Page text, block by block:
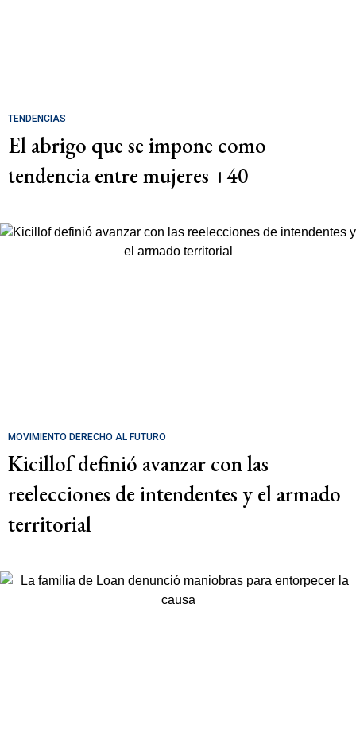
TENDENCIAS
El abrigo que se impone como
tendencia entre mujeres +40
MOVIMIENTO DERECHO AL FUTURO
Kicillof definió avanzar con las
reelecciones de intendentes y el armado
territorial